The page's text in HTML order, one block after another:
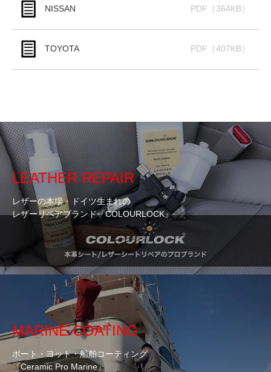
NISSAN PDF［364KB］
TOYOTA PDF［407KB］
LEATHER REPAIR
レザーの本場・ドイツ生まれの
レザーリペアブランド『COLOURLOCK』
MARINE COATING
ボート・ヨット・船舶コーティング
『Ceramic Pro Marine』